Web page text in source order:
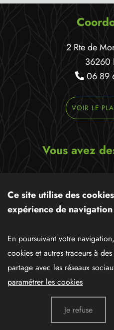
2 Rte de
36260
06 89
VOIR LE
Vous avez
nous serons
vous
Données personnelles
Ce site utilise des
expérience de navigation
En poursuivant votre
cookies et autres traceurs à
partage avec les réseaux
paramétrer les cookies
Je refuse